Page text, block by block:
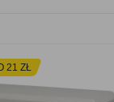
21 ZŁ